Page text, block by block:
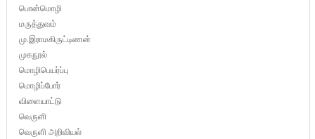
பொன்மொழி
மருத்துவம்
மு.இராமகிருட்டிணன்
முகநூல்
மொழிபெயர்ப்பு
மொழிப்போர்
விளையாட்டு
வெருளி
வெருளி அறிவியல்